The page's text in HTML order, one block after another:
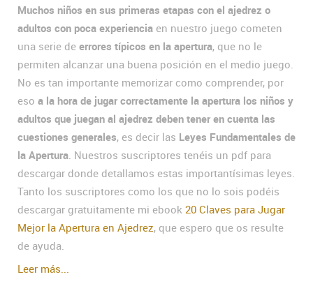
Muchos niños en sus primeras etapas con el ajedrez o
adultos con poca experiencia en nuestro juego cometen
una serie de errores típicos en la apertura, que no le
permiten alcanzar una buena posición en el medio juego.
No es tan importante memorizar como comprender, por
eso a la hora de jugar correctamente la apertura los niños y
adultos que juegan al ajedrez deben tener en cuenta las
cuestiones generales, es decir las Leyes Fundamentales de
la Apertura . Nuestros suscriptores tenéis un pdf para
descargar donde detallamos estas importantísimas leyes.
Tanto los suscriptores como los que no lo sois podéis
descargar gratuitamente mi ebook 20 Claves para Jugar
Mejor la Apertura en Ajedrez, que espero que os resulte
de ayuda.
Leer más...